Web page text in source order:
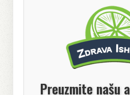
Preuzmite našu